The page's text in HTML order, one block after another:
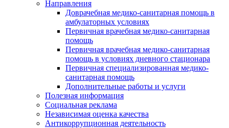
Направления
Доврачебная медико-санитарная помощь в
амбулаторных условиях
Первичная врачебная медико-санитарная
помощь
Первичная врачебная медико-санитарная
помощь в условиях дневного стационара
Первичная специализированная медико-
санитарная помощь
Дополнительные работы и услуги
Полезная информация
Социальная реклама
Независимая оценка качества
Антикоррупционная деятельность